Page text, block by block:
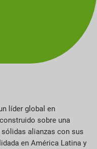
líder global en
sobre una
alianzas con sus
en América Latina y